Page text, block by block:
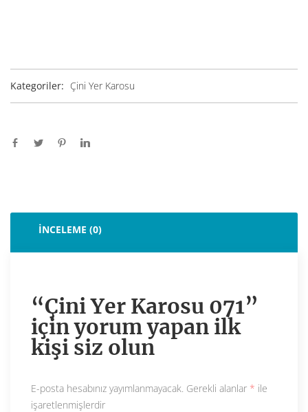
Kategoriler: Çini Yer Karosu
İNCELEME (0)
“Çini Yer Karosu 071”
için yorum yapan ilk
kişi siz olun
E-posta hesabınız yayımlanmayacak. Gerekli alanlar * ile
işaretlenmişlerdir